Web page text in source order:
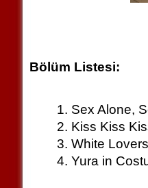
Bölüm Listesi:
Sex Alone,
Kiss Kiss
White Lovers
Yura in